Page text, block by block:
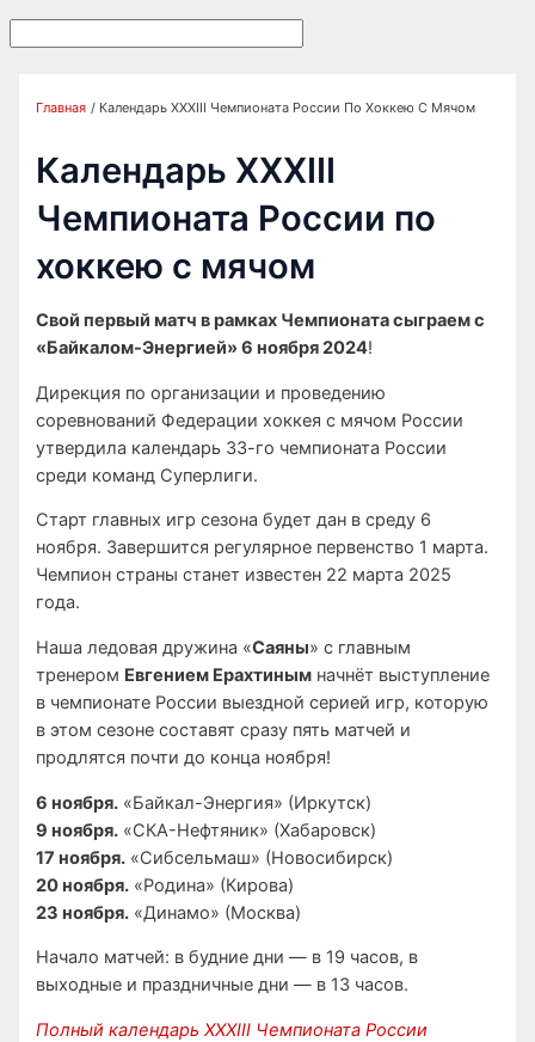
Главная Календарь XXXIII Чемпионата России По Хоккею С Мячом
Календарь XXXIII
Чемпионата России по
хоккею с мячом
Свой первый матч в рамках Чемпионата сыграем с
«Байкалом-Энергией» 6 ноября 2024!
Дирекция по организации и проведению
соревнований Федерации хоккея с мячом России
утвердила календарь 33-го чемпионата России
среди команд Суперлиги.
Старт главных игр сезона будет дан в среду 6
ноября. Завершится регулярное первенство 1 марта.
Чемпион страны станет известен 22 марта 2025
года.
Наша ледовая дружина «Саяны» с главным
тренером Евгением Ерахтиным начнёт выступление
в чемпионате России выездной серией игр, которую
в этом сезоне составят сразу пять матчей и
продлятся почти до конца ноября!
6 ноября. «Байкал-Энергия» (Иркутск)
9 ноября. «СКА-Нефтяник» (Хабаровск)
17 ноября. «Сибсельмаш» (Новосибирск)
20 ноября. «Родина» (Кирова)
23 ноября. «Динамо» (Москва)
Начало матчей: в будние дни — в 19 часов, в
выходные и праздничные дни — в 13 часов.
Полный календарь XXXIII Чемпионата России